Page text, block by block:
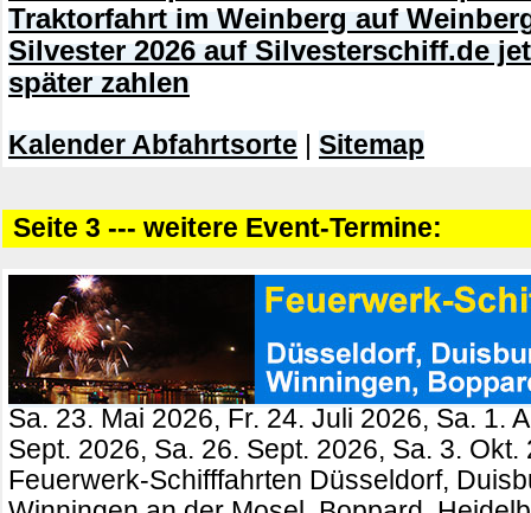
Traktorfahrt im Weinberg auf
Silvester 2026 auf Silvesterschiff.de
später zahlen
Kalender Abfahrtsorte Sitemap
Seite 3 --- weitere Event-Termine:
Sa. 23. Mai 2026, Fr. 24. Juli 2026, Sa. 1.
Sept. 2026, Sa. 26. Sept. 2026, Sa. 3. Okt.
Feuerwerk-Schifffahrten Düsseldorf,